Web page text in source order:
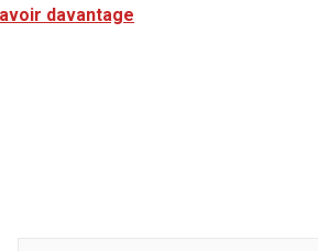
davantage